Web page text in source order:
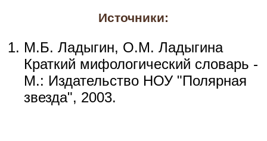
Источники:
М.Б. Ладыгин, О.М. Ладыгина
Краткий мифологический словарь -
М.: Издательство НОУ "Полярная
звезда", 2003.